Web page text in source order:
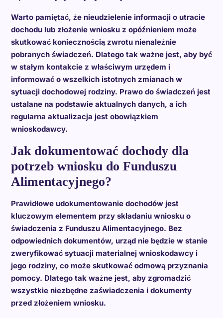
Warto pamiętać, że nieudzielenie informacji o utracie
dochodu lub złożenie wniosku z opóźnieniem może
skutkować koniecznością zwrotu nienależnie
pobranych świadczeń. Dlatego tak ważne jest, aby być
w stałym kontakcie z właściwym urzędem i
informować o wszelkich istotnych zmianach w
sytuacji dochodowej rodziny. Prawo do świadczeń jest
ustalane na podstawie aktualnych danych, a ich
regularna aktualizacja jest obowiązkiem
wnioskodawcy.
Jak dokumentować dochody dla
potrzeb wniosku do Funduszu
Alimentacyjnego?
Prawidłowe udokumentowanie dochodów jest
kluczowym elementem przy składaniu wniosku o
świadczenia z Funduszu Alimentacyjnego. Bez
odpowiednich dokumentów, urząd nie będzie w stanie
zweryfikować sytuacji materialnej wnioskodawcy i
jego rodziny, co może skutkować odmową przyznania
pomocy. Dlatego tak ważne jest, aby zgromadzić
wszystkie niezbędne zaświadczenia i dokumenty
przed złożeniem wniosku.